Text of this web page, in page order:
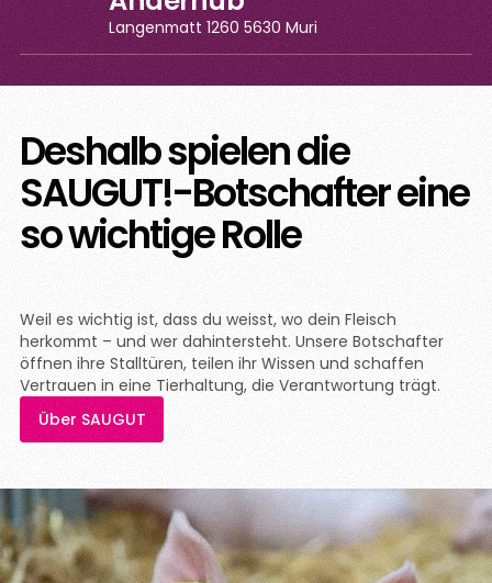
Langenmatt 1260 5630 Muri
Deshalb spielen die
SAUGUT!-Botschafter eine
so wichtige Rolle
Weil es wichtig ist, dass du weisst, wo dein Fleisch
herkommt – und wer dahintersteht. Unsere Botschafter
öffnen ihre Stalltüren, teilen ihr Wissen und schaffen
Vertrauen in eine Tierhaltung, die Verantwortung trägt.
Über SAUGUT